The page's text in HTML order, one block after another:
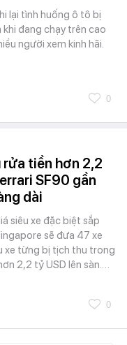
lại tình huống ô tô bị
khi đang chạy trên cao
người xem kinh hãi.
0
rửa tiền hơn 2,2
SF90 gần
dài
siêu xe đặc biệt sắp
sẽ đưa 47 xe
xe từng bị tịch thu trong
2,2 tỷ USD lên sàn.…
0